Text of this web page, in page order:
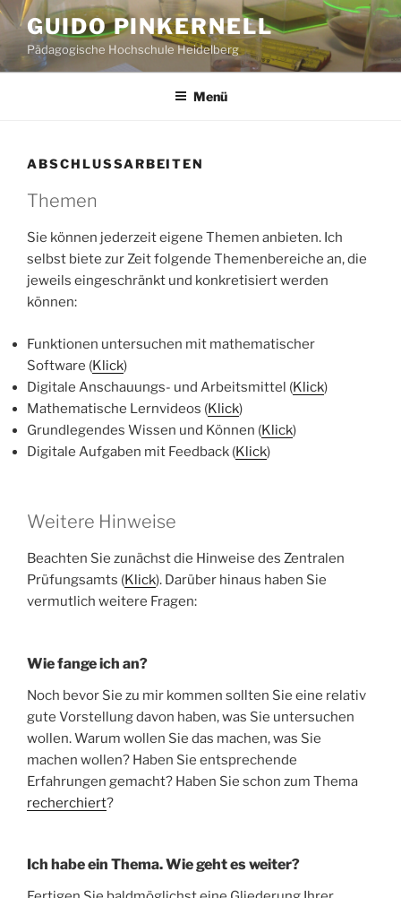
Zum
Inhalt
springen
GUIDO PINKERNELL
Pädagogische Hochschule Heidelberg
Menü
ABSCHLUSSARBEITEN
Themen
Sie können jederzeit eigene Themen anbieten. Ich
selbst biete zur Zeit folgende Themenbereiche an, die
jeweils eingeschränkt und konkretisiert werden
können:
Funktionen untersuchen mit mathematischer
Software (Klick)
Digitale Anschauungs- und Arbeitsmittel (Klick)
Mathematische Lernvideos (Klick)
Grundlegendes Wissen und Können (Klick)
Digitale Aufgaben mit Feedback (Klick)
Weitere Hinweise
Beachten Sie zunächst die Hinweise des Zentralen
Prüfungsamts (Klick). Darüber hinaus haben Sie
vermutlich weitere Fragen:
Wiefangeich an?
Noch bevor Sie zu mir kommen sollten Sie eine relativ
gute Vorstellung davon haben, was Sie untersuchen
wollen. Warum wollen Sie das machen, was Sie
machen wollen? Haben Sie entsprechende
Erfahrungen gemacht? Haben Sie schon zum Thema
recherchiert?
Ich habe ein Thema. Wie geht es weiter?